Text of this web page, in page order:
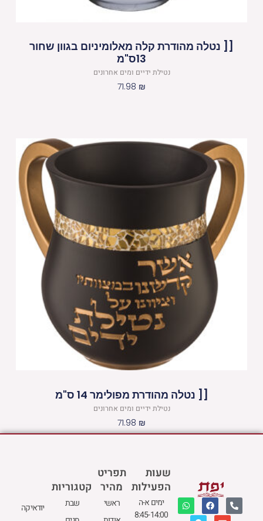
[[ נטלה מהודרת קלה מאלומיניום בגוון שחור
13ס"מ
נטילת ידיים ומים אחרונים
71.98 ₪
[[ נטלה מהודרת מפולימר 14 ס"מ
נטילת ידיים ומים אחרונים
71.98 ₪
שעות
הפעילות
ימים א-ה
8:45-14:00
תפריט
מהיר
ראשי
P
h
o
F
a
c
W
h
a
E
v
M
p
קטגוריות
שבת
יודאיקה